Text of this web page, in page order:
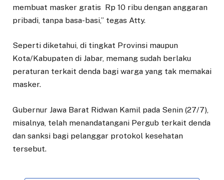
membuat masker gratis Rp 10 ribu dengan anggaran
pribadi, tanpa basa-basi,” tegas Atty.
Seperti diketahui, di tingkat Provinsi maupun
Kota/Kabupaten di Jabar, memang sudah berlaku
peraturan terkait denda bagi warga yang tak memakai
masker.
Gubernur Jawa Barat Ridwan Kamil pada Senin (27/7),
misalnya, telah menandatangani Pergub terkait denda
dan sanksi bagi pelanggar protokol kesehatan
tersebut.